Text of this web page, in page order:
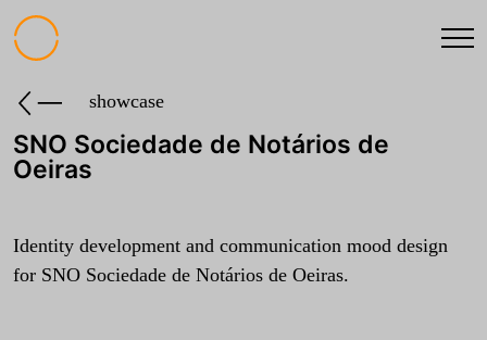
showcase
SNO Sociedade de Notários de
Oeiras
Identity development and communication mood design
for SNO Sociedade de Notários de Oeiras.